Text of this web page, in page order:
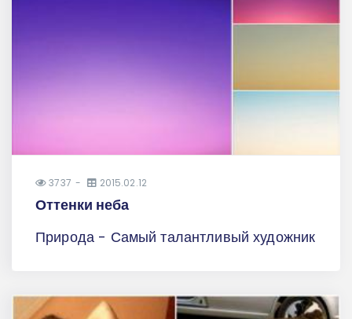
3737 2015.02.12
Оттенки неба
Природа - Самый талантливый художник